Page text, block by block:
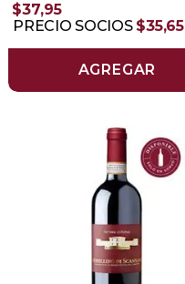
$37,95
PRECIO SOCIOS $35,65
AGREGAR